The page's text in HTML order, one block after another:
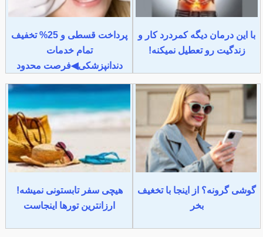
با این درمان دیگه کمردرد کار و
زندگیت رو تعطیل نمیکنه!
پرداخت قسطی و 25% تخفیف
تمام خدمات
دندانپزشکی◀فرصت محدود
گوشی گرونه؟ از اینجا با تخغیف
بخر
هیچی سفر تابستونی نمیشه!
ارزانترین تورها اینجاست